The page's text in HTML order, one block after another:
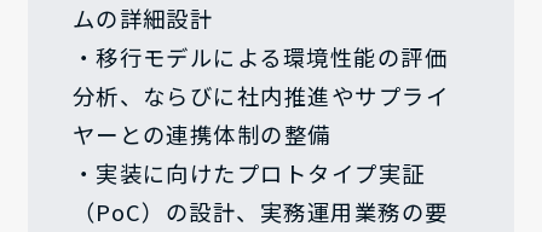
ムの詳細設計
・移行モデルによる環境性能の評価
分析、ならびに社内推進やサプライ
ヤーとの連携体制の整備
・実装に向けたプロトタイプ実証
（PoC）の設計、実務運用業務の要